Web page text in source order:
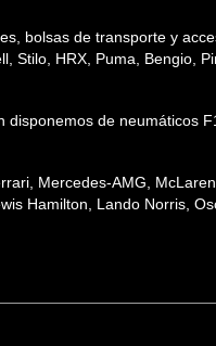
bolsas de transporte y
Stilo, HRX, Puma, Bengio,
disponemos de neumáticos
Mercedes-AMG,
Hamilton, Lando Norris,